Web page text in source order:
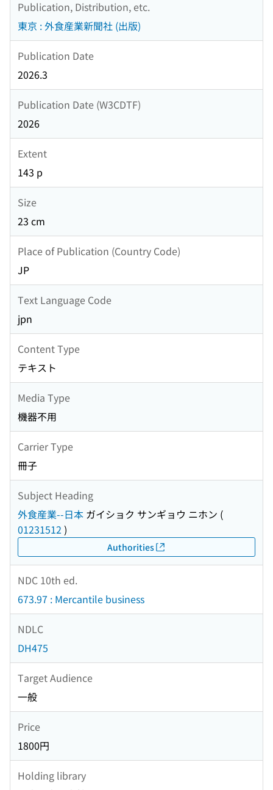
Publication, Distribution, etc.
東京 : 外食産業新聞社 (出版)
Publication Date
2026.3
Publication Date (W3CDTF)
2026
Extent
143 p
Size
23 cm
Place of Publication (Country Code)
JP
Text Language Code
jpn
Content Type
テキスト
Media Type
機器不用
Carrier Type
冊子
Subject Heading
外食産業--日本 ガイショク サンギョウ ニホン (
01231512 )
Authorities
NDC 10th ed.
673.97 : Mercantile business
NDLC
DH475
Target Audience
一般
Price
1800円
Holding library